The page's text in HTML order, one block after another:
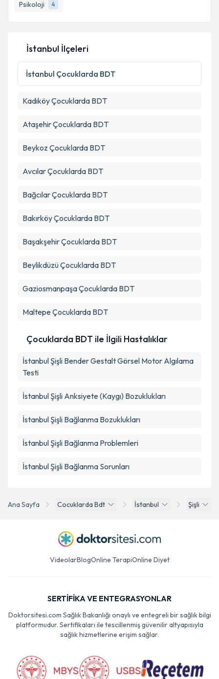
Psikoloji 4
E-posta Adresiniz
Kişisel verilerimin işlenmesine ilişkinAydınlatma
Metni
'ni okudum ve kişisel verilerimin belirtilen
kapsamda işlenmesini kabul ediyorum.
Ana Sayfa Cocuklarda Bdt İstanbul Şişli
İstanbul İlçeleri
İstanbul Çocuklarda BDT
KadıköyÇocuklarda BDT
AtaşehirÇocuklarda BDT
Beykoz Çocuklarda BDT
AvcılarÇocuklarda BDT
BağcılarÇocuklarda BDT
BakırköyÇocuklarda BDT
BaşakşehirÇocuklarda BDT
BeylikdüzüÇocuklarda BDT
GaziosmanpaşaÇocuklarda BDT
Maltepe Çocuklarda BDT
Çocuklarda BDT ile İlgili Hastalıklar
İstanbul Şişli Bender Gestalt Görsel Motor Algılama
Testi
İstanbul Şişli Anksiyete (Kaygı) Bozuklukları
İstanbul Şişli Bağlanma Bozuklukları
İstanbul Şişli Bağlanma Problemleri
İstanbul Şişli Bağlanma Sorunları
VideolarBlogOnline TerapiOnline Diyet
SERTİFİKA VE ENTEGRASYONLAR
Doktorsitesi.com Sağlık Bakanlığı onaylı ve entegreli bir sağlık bilgi
platformudur. Sertifikaları ile tescillenmiş güvenilir altyapısıyla
sağlık hizmetlerine erişim sağlar.